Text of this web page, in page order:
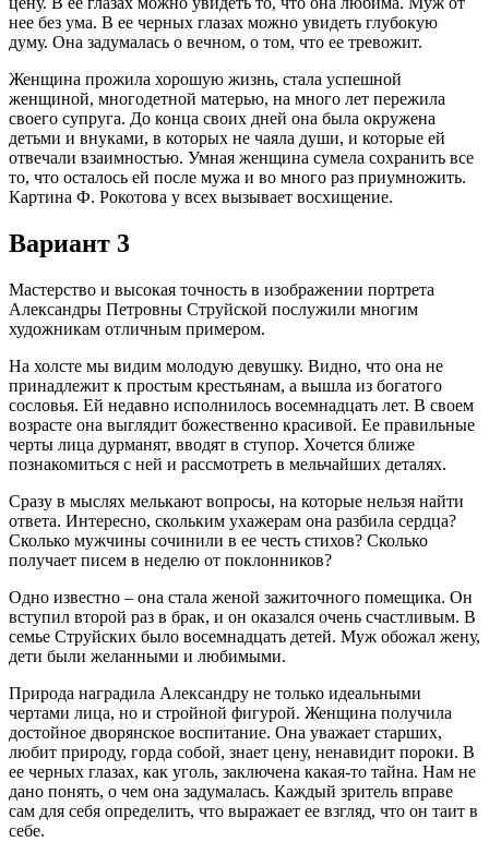
нее без ума. В ее черных глазах можно увидеть глубокую
думу. Она задумалась о вечном, о том, что ее тревожит.
Женщина прожила хорошую жизнь, стала успешной
женщиной, многодетной матерью, на много лет пережила
своего супруга. До конца своих дней она была окружена
детьми и внуками, в которых не чаяла души, и которые ей
отвечали взаимностью. Умная женщина сумела сохранить все
то, что осталось ей после мужа и во много раз приумножить.
Картина Ф. Рокотова у всех вызывает восхищение.
Вариант 3
Мастерство и высокая точность в изображении портрета
Александры Петровны Струйской послужили многим
художникам отличным примером.
На холсте мы видим молодую девушку. Видно, что она не
принадлежит к простым крестьянам, а вышла из богатого
сословья. Ей недавно исполнилось восемнадцать лет. В своем
возрасте она выглядит божественно красивой. Ее правильные
черты лица дурманят, вводят в ступор. Хочется ближе
познакомиться с ней и рассмотреть в мельчайших деталях.
Сразу в мыслях мелькают вопросы, на которые нельзя найти
ответа. Интересно, скольким ухажерам она разбила сердца?
Сколько мужчины сочинили в ее честь стихов? Сколько
получает писем в неделю от поклонников?
Одно известно – она стала женой зажиточного помещика. Он
вступил второй раз в брак, и он оказался очень счастливым. В
семье Струйских было восемнадцать детей. Муж обожал жену,
дети были желанными и любимыми.
Природа наградила Александру не только идеальными
чертами лица, но и стройной фигурой. Женщина получила
достойное дворянское воспитание. Она уважает старших,
любит природу, горда собой, знает цену, ненавидит пороки. В
ее черных глазах, как уголь, заключена какая-то тайна. Нам не
дано понять, о чем она задумалась. Каждый зритель вправе
сам для себя определить, что выражает ее взгляд, что он таит в
себе.